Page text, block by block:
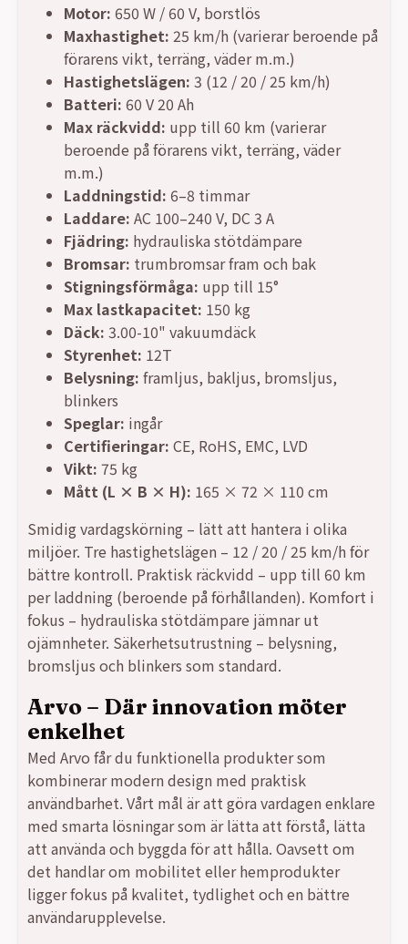
Motor: 650 W / 60 V, borstlös
Maxhastighet: 25 km/h (varierar beroende på
förarens vikt, terräng, väder m.m.)
Hastighetslägen: 3 (12 / 20 / 25 km/h)
Batteri: 60 V 20 Ah
Max räckvidd: upp till 60 km (varierar
beroende på förarens vikt, terräng, väder
m.m.)
Laddningstid: 6–8 timmar
Laddare: AC 100–240 V, DC 3 A
Fjädring: hydrauliska stötdämpare
Bromsar: trumbromsar fram och bak
Stigningsförmåga: upp till 15°
Max lastkapacitet: 150 kg
Däck: 3.00-10" vakuumdäck
Styrenhet: 12T
Belysning: framljus, bakljus, bromsljus,
blinkers
Speglar: ingår
Certifieringar: CE, RoHS, EMC, LVD
Vikt: 75 kg
Mått (L × B × H): 165 × 72 × 110 cm
Smidig vardagskörning – lätt att hantera i olika
miljöer. Tre hastighetslägen – 12 / 20 / 25 km/h för
bättre kontroll. Praktisk räckvidd – upp till 60 km
per laddning (beroende på förhållanden). Komfort i
fokus – hydrauliska stötdämpare jämnar ut
ojämnheter. Säkerhetsutrustning – belysning,
bromsljus och blinkers som standard.
Arvo – Där innovation möter
enkelhet
Med Arvo får du funktionella produkter som
kombinerar modern design med praktisk
användbarhet. Vårt mål är att göra vardagen enklare
med smarta lösningar som är lätta att förstå, lätta
att använda och byggda för att hålla. Oavsett om
det handlar om mobilitet eller hemprodukter
ligger fokus på kvalitet, tydlighet och en bättre
användarupplevelse.